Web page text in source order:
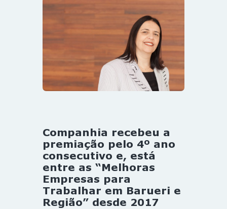
GAIVOTA DE
ST SUMMIT
GESTORAS
HOMEST
HOME
Companhia recebeu a
premiação pelo 4º ano
consecutivo e, está
entre as “Melhoras
Empresas para
Trabalhar em Barueri e
Região” desde 2017